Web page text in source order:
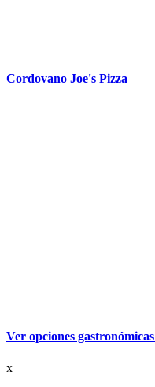
Cordovano Joe's Pizza
Ver opciones
x